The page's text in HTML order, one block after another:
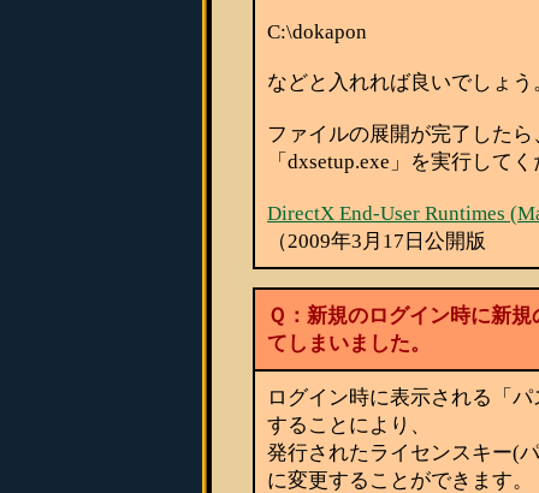
C:\dokapon
などと入れれば良いでしょう
ファイルの展開が完了した
「dxsetup.exe」を実行して
DirectX End-User Runtimes
（2009年3月17日公開版
Ｑ：新規のログイン時に新
てしまいました。
ログイン時に表示される「
することにより、
発行されたライセンスキー(
に変更することができます。